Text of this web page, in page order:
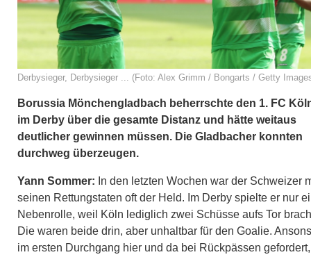
Derbysieger, Derbysieger ... (Foto: Alex Grimm / Bongarts / Getty
Borussia Mönchengladbach beherrschte den 1. FC
im Derby über die gesamte Distanz und hätte weitaus
deutlicher gewinnen müssen. Die Gladbacher konnten
durchweg überzeugen.
Yann Sommer: In den letzten Wochen war der Schweizer
seinen Rettungstaten oft der Held. Im Derby spielte er nur
Nebenrolle, weil Köln lediglich zwei Schüsse aufs Tor
Die waren beide drin, aber unhaltbar für den Goalie.
im ersten Durchgang hier und da bei Rückpässen